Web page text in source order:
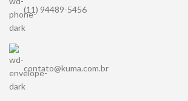
(11) 94489-5456
contato@kuma.com.br